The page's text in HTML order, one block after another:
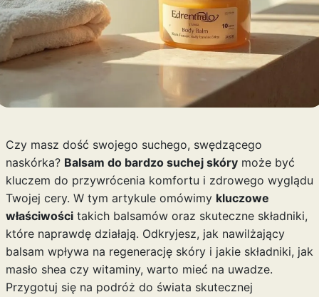
Czy masz dość swojego suchego, swędzącego
naskórka? Balsam do bardzo suchej skórymoże być
kluczem do przywrócenia komfortu i zdrowego wyglądu
Twojej cery. W tym artykule omówimy kluczowe
właściwościtakich balsamów oraz skuteczne składniki,
które naprawdę działają. Odkryjesz, jak nawilżający
balsam wpływa na regenerację skóry i jakie składniki, jak
masło shea czy witaminy, warto mieć na uwadze.
Przygotuj się na podróż do świata skutecznej